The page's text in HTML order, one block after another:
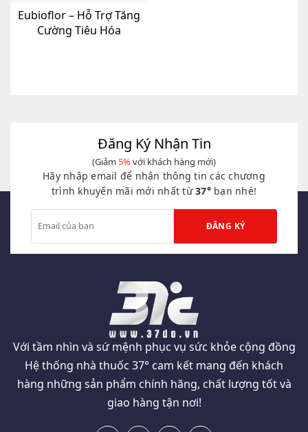
Eubioflor – Hỗ Trợ Tăng
Cường Tiêu Hóa
Đăng Ký Nhận Tin
(Giảm 5%với khách hàng mới)
Hãy nhập email để nhận thông tin các chương
trình khuyến mãi mới nhất từ37°bạn nhé!
Với tầm nhìn và sứ mệnh phục vụ sức khỏe cộng đồng
Hệ thống nhà thuốc 37° cam kết mang đến khách
hàng những sản phẩm chính hãng, chất lượng tốt và
giao hàng tận nơi!